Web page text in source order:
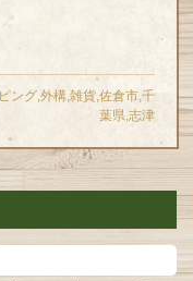
ング 外構 雑貨 佐倉市 千
葉県 志津